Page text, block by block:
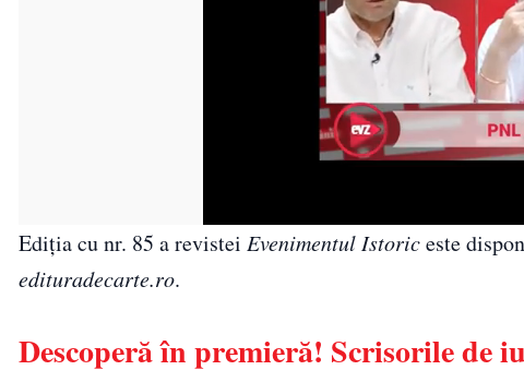
Ediția cu nr. 85 a revistei Evenimentul Istoriceste
edituradecarte.ro.
Descoperă în premieră! Scrisorile